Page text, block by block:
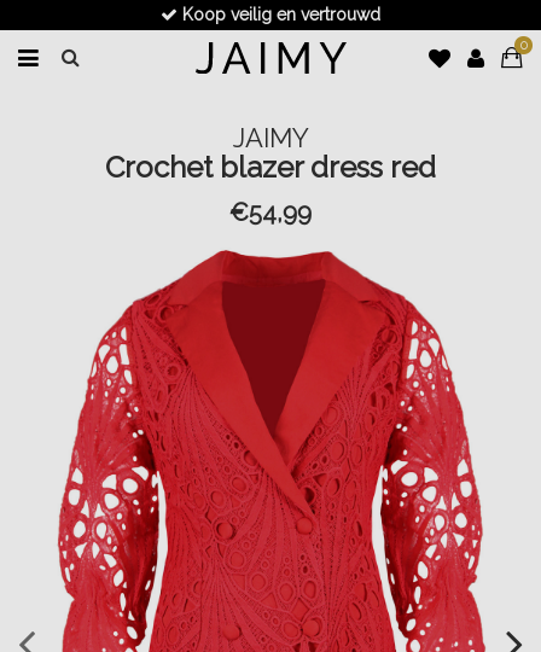
Koop veilig en vertrouwd
0
JAIMY
Crochet blazer dress red
€54,99